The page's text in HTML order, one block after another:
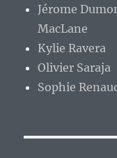
Jérome
MacLane
Kylie Ravera
Olivier Saraja
Sophie